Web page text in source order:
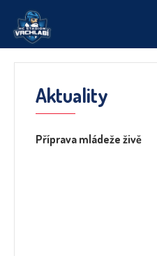
Aktuality
Příprava mládeže živě